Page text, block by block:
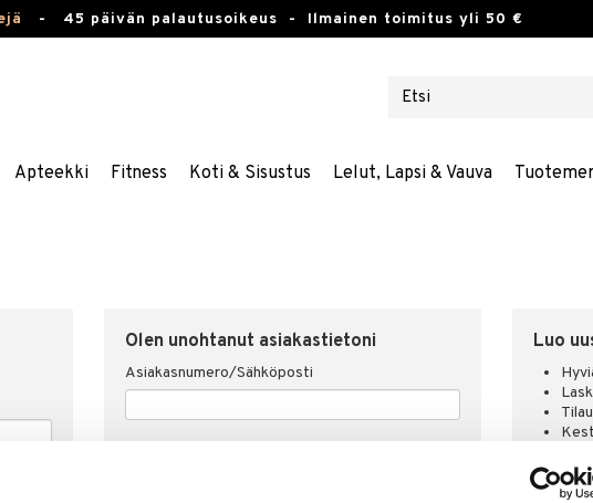
- 45 päivän palautusoikeus - Ilmainen toimitus yli 50 €
Apteekki Fitness Koti & Sisustus Lelut, Lapsi & Vauva
Olen unohtanut asiakastietoni
Asiakasnumero/Sähköposti
Luo